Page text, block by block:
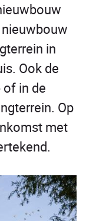
in
Ook de
of in de
Op
met